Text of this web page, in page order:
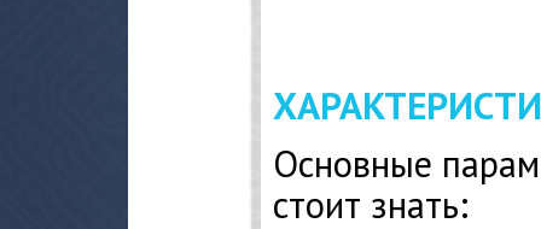
Основные
стоит знать: